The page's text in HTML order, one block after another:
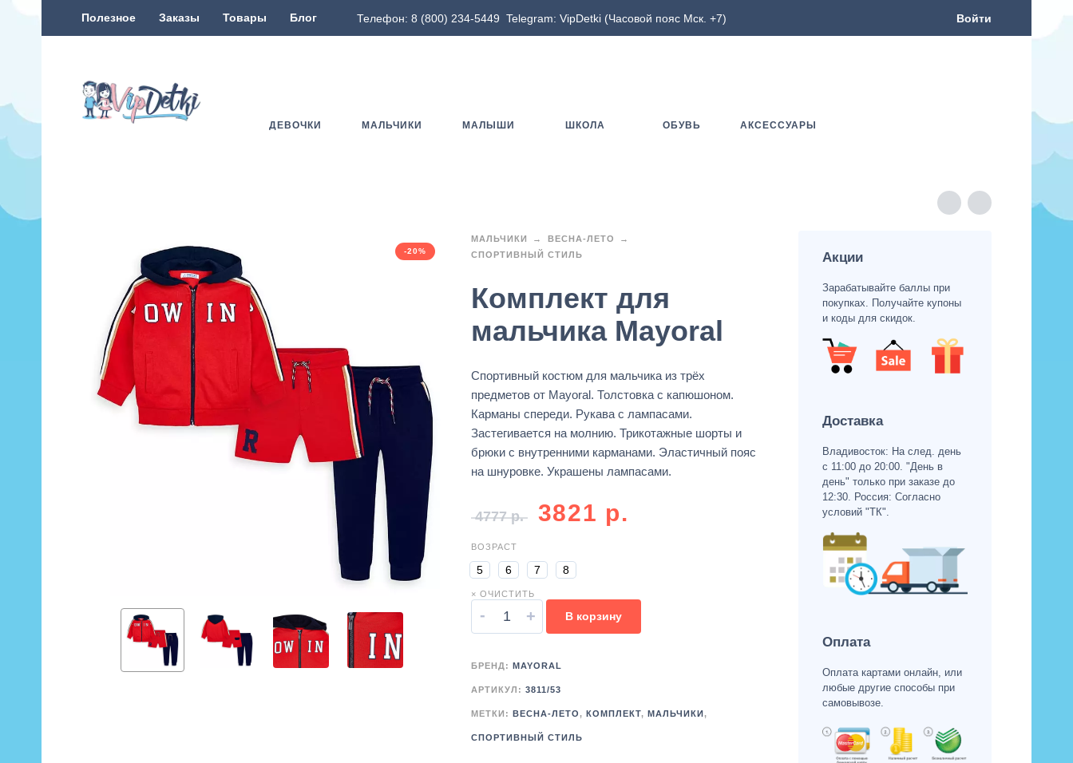
Полезное Заказы Товары Блог Телефон: 8 (800) 234-5449 Telegram: VipDetki (Часовой пояс Мск. +7) Войти
ДЕВОЧКИ МАЛЬЧИКИ МАЛЫШИ ШКОЛА ОБУВЬ АКСЕССУАРЫ
-20%
МАЛЬЧИКИ
ВЕСНА-ЛЕТО
СПОРТИВНЫЙ СТИЛЬ
Комплект для
мальчика Mayoral
Спортивный костюм для мальчика из трёх
предметов от Mayoral. Толстовка с капюшоном.
Карманы спереди. Рукава с лампасами.
Застегивается на молнию. Трикотажные шорты и
брюки с внутренними карманами. Эластичный пояс
на шнуровке. Украшены лампасами.
4777р. 3821 р.
ВОЗРАСТ
5 6 7 8
× ОЧИСТИТЬ
- + В корзину
БРЕНД: MAYORAL
АРТИКУЛ: 3811/53
МЕТКИ: ВЕСНА-ЛЕТО, КОМПЛЕКТ, МАЛЬЧИКИ ,
СПОРТИВНЫЙ СТИЛЬ
Акции
Зарабатывайте баллы при
покупках. Получайте купоны
и коды для скидок.
Доставка
Владивосток: На след. день
с 11:00 до 20:00. "День в
день" только при заказе до
12:30. Россия: Согласно
условий "ТК".
Оплата
Оплата картами онлайн, или
любые другие способы при
самовывозе.